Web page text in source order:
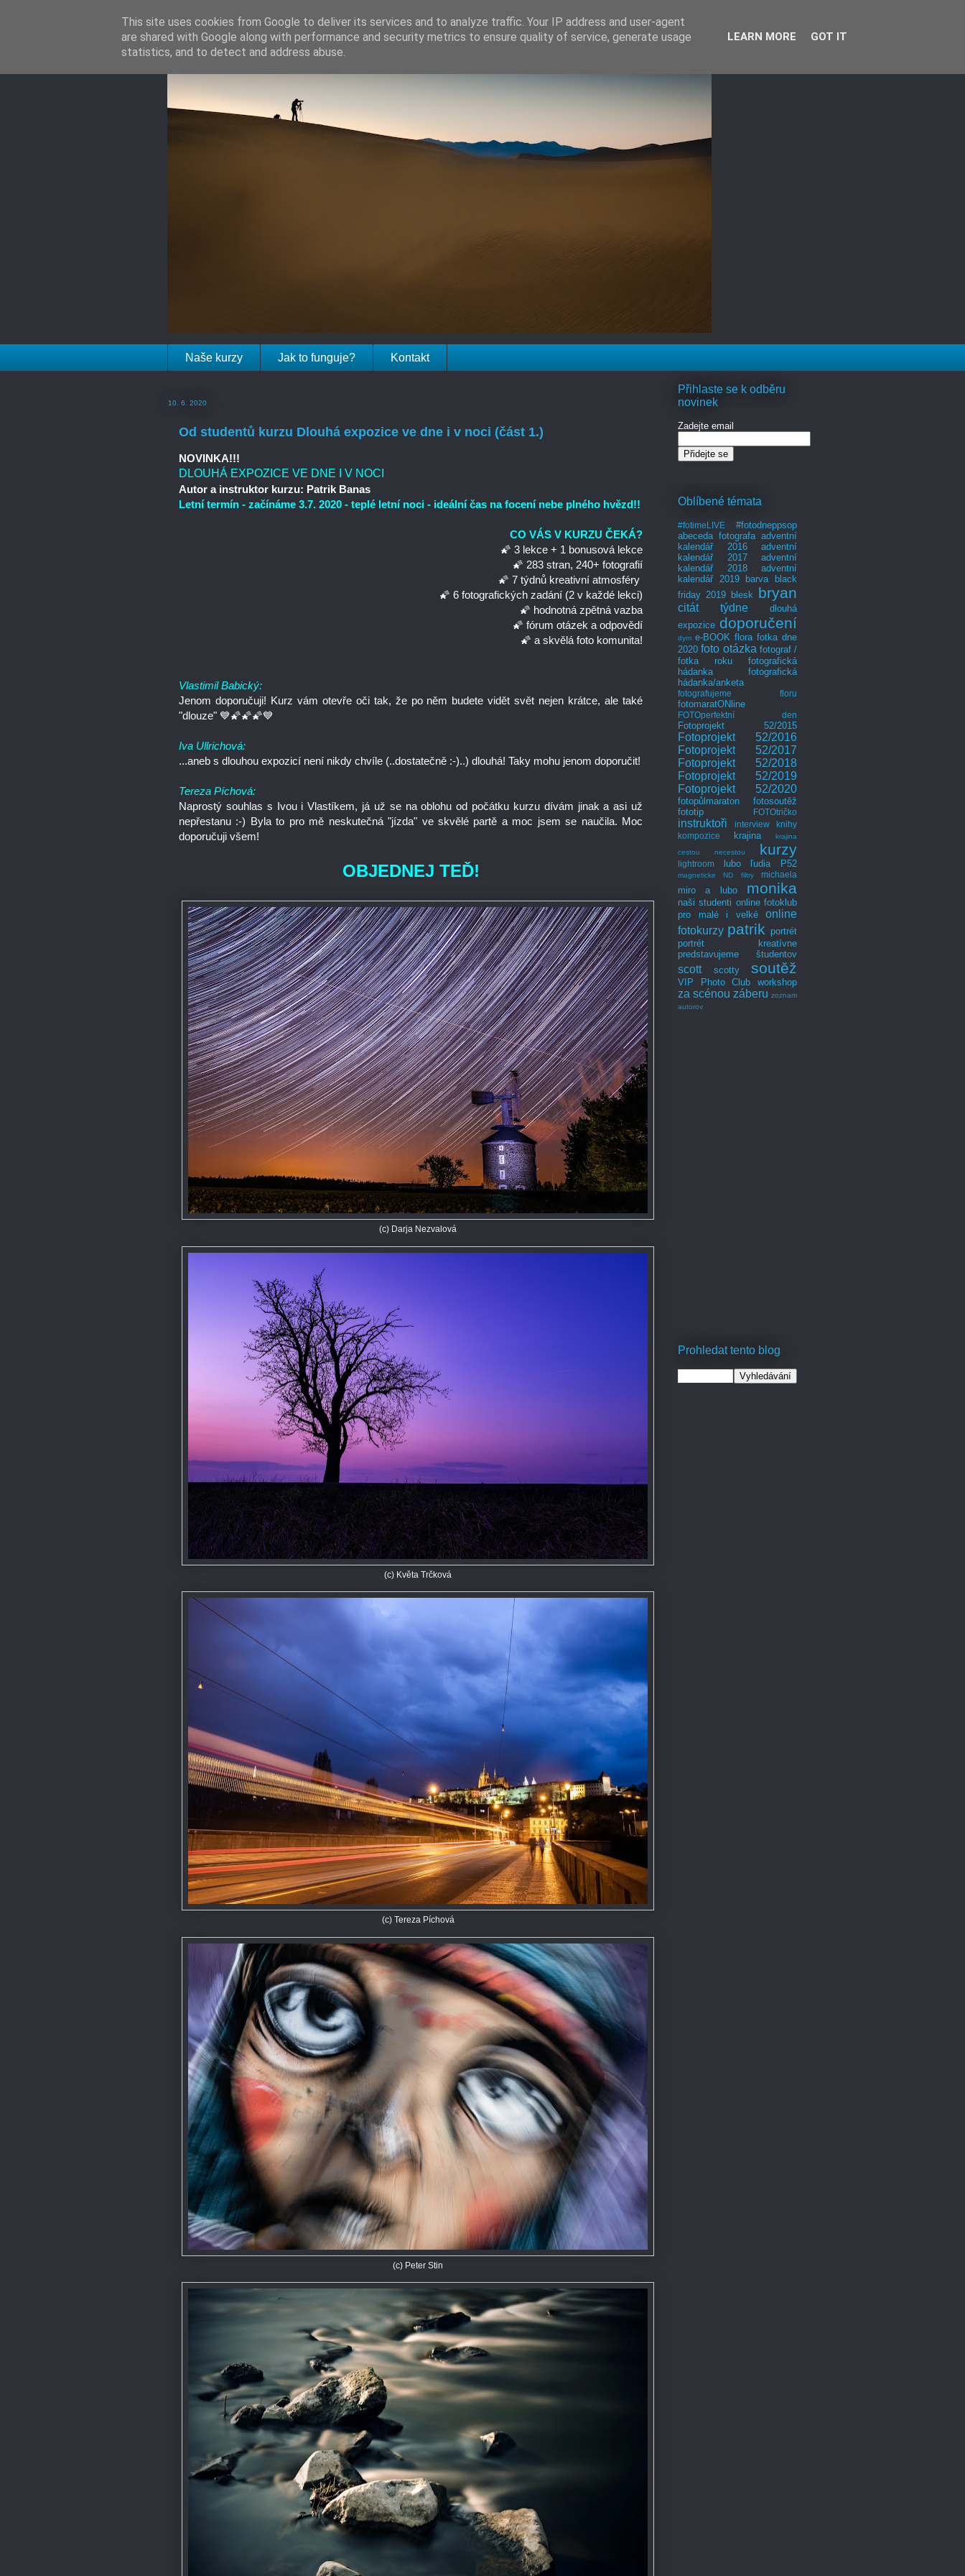
Naše kurzy Jak to funguje? Kontakt
10. 6. 2020
Od studentů kurzu Dlouhá expozice ve dne i v noci (část 1.)
NOVINKA!!!
DLOUHÁ EXPOZICE VE DNE I V NOCI
Autor a instruktor kurzu: Patrik Banas
Letní termín - začínáme 3.7. 2020 - teplé letní noci - ideální čas na focení nebe plného hvězd!!
CO VÁS V KURZU ČEKÁ?
🌠 3 lekce + 1 bonusová lekce
🌠 283 stran, 240+ fotografií
🌠 7 týdnů kreativní atmosféry
🌠 6 fotografických zadání (2 v každé lekci)
🌠 hodnotná zpětná vazba
🌠 fórum otázek a odpovědí
🌠 a skvělá foto komunita!
Vlastimil Babický:
Jenom doporučuji! Kurz vám otevře oči tak, že po něm budete vidět svět nejen krátce, ale také
"dlouze" 💙🌠🌠🌠💙
Iva Ullrichová:
...aneb s dlouhou expozicí není nikdy chvíle (..dostatečně :-)..) dlouhá! Taky mohu jenom doporučit!
Tereza Píchová:
Naprostý souhlas s Ivou i Vlastíkem, já už se na oblohu od počátku kurzu dívám jinak a asi už
nepřestanu :-) Byla to pro mě neskutečná "jízda" ve skvělé partě a moc jsem se naučila. Moc
doporučuji všem!
OBJEDNEJ TEĎ!
(c) Darja Nezvalová
(c) Květa Trčková
(c) Tereza Píchová
(c) Peter Stin
Přihlaste se k odběru
novinek
Zadejte email
Oblíbené témata
#fotimeLIVE
#fotodneppsop
abeceda fotografa adventní
kalendář 2016
adventní
kalendář 2017
adventní
kalendář 2018
adventní
kalendář 2019
barva
black
friday 2019 blesk bryan
citát týdne
dlouhá
expozice doporučení
dym e-BOOK flora fotka dne
2020 foto otázka fotograf /
fotka roku
fotografická
hádanka
fotografická
hádanka/anketa
fotografujeme floru
fotomaratONline
FOTOperfektní den
Fotoprojekt 52/2015
Fotoprojekt 52/2016
Fotoprojekt 52/2017
Fotoprojekt 52/2018
Fotoprojekt 52/2019
Fotoprojekt 52/2020
fotopůlmaraton
fotosoutěž
fototip
FOTOtričko
instruktoři interview
knihy
kompozice
krajina
krajina
cestou necestou
kurzy
lightroom lubo ľudia P52
magneticke ND filtry michaela
miro a lubo monika
naši studenti online fotoklub
pro malé i velké
online
fotokurzy patrik portrét
portrét kreatívne
predstavujeme študentov
scott scotty soutěž
VIP Photo Club workshop
za scénou záberu zoznam
autorov
Prohledat tento blog
This site uses cookies from Google to deliver its services and to analyze traffic. Your IP address and user-agent
are shared with Google along with performance and security metrics to ensure quality of service, generate usage
statistics, and to detect and address abuse.
LEARN MORE GOT IT